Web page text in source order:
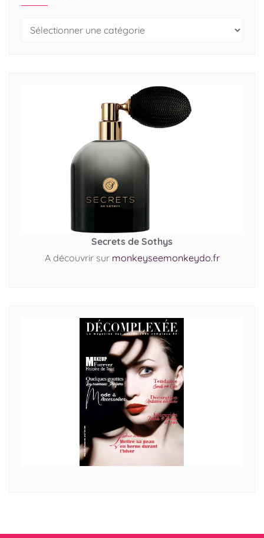
Secrets de Sothys
A découvrir sur monkeyseemonkeydo.fr